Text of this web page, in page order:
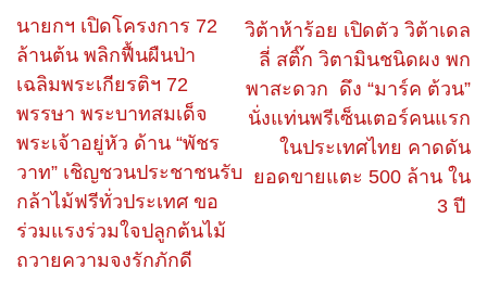
นายกฯ เปิดโครงการ 72
ล้านต้น พลิกฟื้นผืนป่า
เฉลิมพระเกียรติฯ 72
พรรษา พระบาทสมเด็จ
พระเจ้าอยู่หัว ด้าน “พัชร
วาท” เชิญชวนประชาชนรับ
กล้าไม้ฟรีทั่วประเทศ ขอ
ร่วมแรงร่วมใจปลูกต้นไม้
ถวายความจงรักภักดี
วิต้าห้าร้อย เปิดตัว วิต้าเดล
ลี่ สติ๊ก วิตามินชนิดผง พก
พาสะดวก ​ ดึง “มาร์ค ต้วน”
นั่งแท่นพรีเซ็นเตอร์คนแรก
ในประเทศไทย คาดดัน
ยอดขายแตะ 500 ล้าน ใน
3 ปี